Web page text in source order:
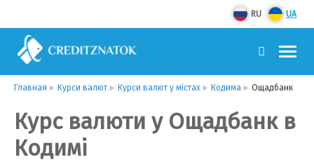
RU UA
Главная Курси валют Курси валют у містах Кодима Ощадбанк
Курс валюти у Ощадбанк в
Кодимі